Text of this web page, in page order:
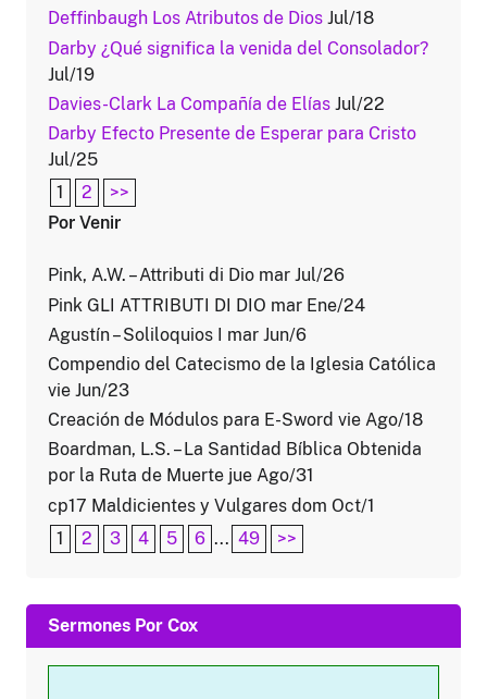
Deffinbaugh Los Atributos de Dios Jul/18
Darby ¿Qué significa la venida del Consolador?
Jul/19
Davies-Clark La Compañía de Elías Jul/22
Darby Efecto Presente de Esperar para Cristo
Jul/25
1
2
>>
Por Venir
Pink, A.W. – Attributi di Dio mar Jul/26
Pink GLI ATTRIBUTI DI DIO mar Ene/24
Agustín – Soliloquios I mar Jun/6
Compendio del Catecismo de la Iglesia Católica
vie Jun/23
Creación de Módulos para E-Sword vie Ago/18
Boardman, L.S. – La Santidad Bíblica Obtenida
por la Ruta de Muerte jue Ago/31
cp17 Maldicientes y Vulgares dom Oct/1
1
2 3 4 5 6 ... 49 >>
Sermones Por Cox